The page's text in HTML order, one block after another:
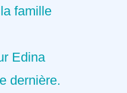
famille
Edina
dernière.